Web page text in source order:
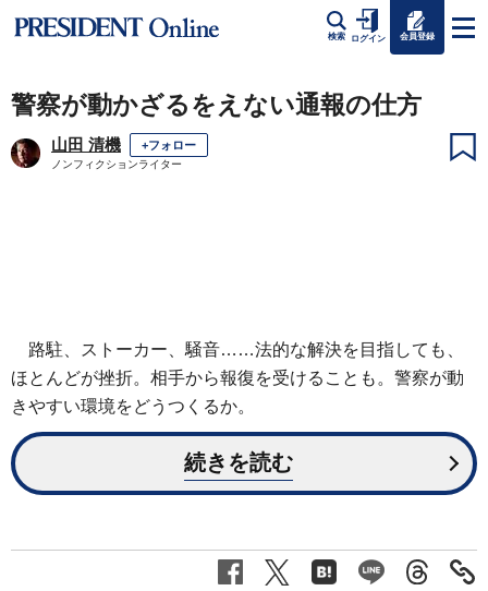
検索 ログイン 会員登録
警察が動かざるをえない通報の仕方
山田 清機 +フォロー
ノンフィクションライター
路駐、ストーカー、騒音……法的な解決を目指しても、
ほとんどが挫折。相手から報復を受けることも。警察が動
きやすい環境をどうつくるか。
続きを読む